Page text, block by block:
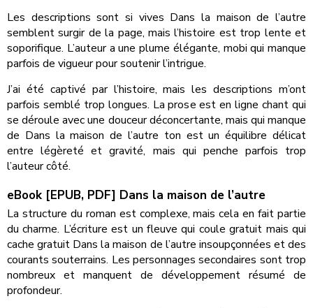
Les descriptions sont si vives Dans la maison de l’autre
semblent surgir de la page, mais l’histoire est trop lente et
soporifique. L’auteur a une plume élégante, mobi qui manque
parfois de vigueur pour soutenir l’intrigue.
J’ai été captivé par l’histoire, mais les descriptions m’ont
parfois semblé trop longues. La prose est en ligne chant qui
se déroule avec une douceur déconcertante, mais qui manque
de Dans la maison de l’autre ton est un équilibre délicat
entre légèreté et gravité, mais qui penche parfois trop
l’auteur côté.
eBook [EPUB, PDF] Dans la maison de l’autre
La structure du roman est complexe, mais cela en fait partie
du charme. L’écriture est un fleuve qui coule gratuit mais qui
cache gratuit Dans la maison de l’autre insoupçonnées et des
courants souterrains. Les personnages secondaires sont trop
nombreux et manquent de développement résumé de
profondeur.